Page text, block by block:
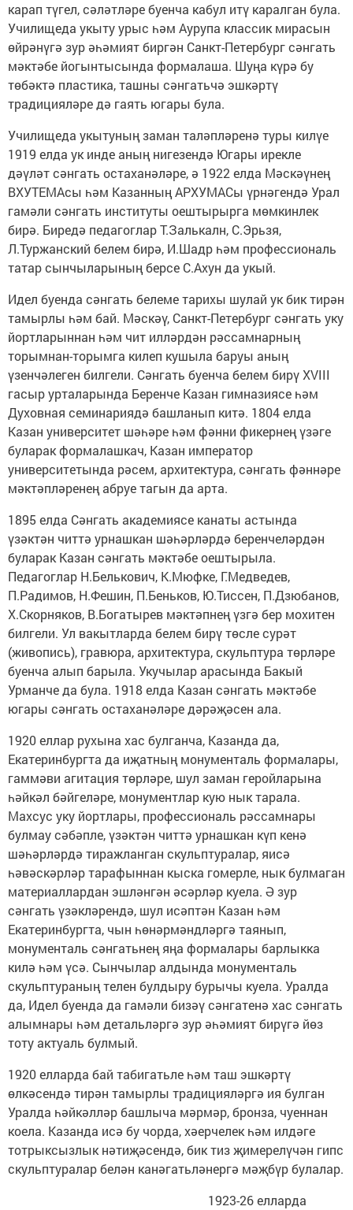
карап түгел, сәләтләре буенча кабул итү каралган була.
Училищеда укыту урыс һәм Аурупа классик мирасын
өйрәнүгә зур әһәмият биргән Санкт-Петербург сәнгать
мәктәбе йогынтысында формалаша. Шуңа күрә бу
төбәктә пластика, ташны сәнгатьчә эшкәртү
традицияләре дә гаять югары була.
Училищеда укытуның заман таләпләренә туры килүе
1919 елда ук инде аның нигезендә Югары ирекле
дәүләт сәнгать остаханәләре, ә 1922 елда Мәскәүнең
ВХУТЕМАсы һәм Казанның АРХУМАСы үрнәгендә Урал
гамәли сәнгать институты оештырырга мөмкинлек
бирә. Биредә педагоглар Т.Залькалн, С.Эрьзя,
Л.Туржанский белем бирә, И.Шадр һәм профессиональ
татар сынчыларының берсе С.Ахун да укый.
Идел буенда сәнгать белеме тарихы шулай ук бик тирән
тамырлы һәм бай. Мәскәү, Санкт-Петербург сәнгать уку
йортларыннан һәм чит илләрдән рәссамнарның
торымнан-торымга килеп кушыла баруы аның
үзенчәлеген билгели. Сәнгать буенча белем бирү XVIII
гасыр урталарында Беренче Казан гимназиясе һәм
Духовная семинариядә башланып китә. 1804 елда
Казан университет шәһәре һәм фәнни фикернең үзәге
буларак формалашкач, Казан император
университетында рәсем, архитектура, сәнгать фәннәре
мәктәпләренең абруе тагын да арта.
1895 елда Сәнгать академиясе канаты астында
үзәктән читтә урнашкан шәһәрләрдә беренчеләрдән
буларак Казан сәнгать мәктәбе оештырыла.
Педагоглар Н.Белькович, К.Мюфке, Г.Медведев,
П.Радимов, Н.Фешин, П.Беньков, Ю.Тиссен, П.Дзюбанов,
Х.Скорняков, В.Богатырев мәктәпнең үзгә бер мохитен
билгели. Ул вакытларда белем бирү төсле сурәт
(живопись), гравюра, архитектура, скульптура төрләре
буенча алып барыла. Укучылар арасында Бакый
Урманче да була. 1918 елда Казан сәнгать мәктәбе
югары сәнгать остаханәләре дәрәҗәсен ала.
1920 еллар рухына хас булганча, Казанда да,
Екатеринбургта да иҗатның монументаль формалары,
гаммәви агитация төрләре, шул заман геройларына
һәйкәл бәйгеләре, монументлар кую нык тарала.
Махсус уку йортлары, профессиональ рәссамнары
булмау сәбәпле, үзәктән читтә урнашкан күп кенә
шәһәрләрдә тиражланган скульптуралар, яисә
һәвәскәрләр тарафыннан кыска гомерле, нык булмаган
материаллардан эшләнгән әсәрләр куела. Ә зур
сәнгать үзәкләрендә, шул исәптән Казан һәм
Екатеринбургта, чын һөнәрмәндләргә таянып,
монументаль сәнгатьнең яңа формалары барлыкка
килә һәм үсә. Сынчылар алдында монументаль
скульптураның телен булдыру бурычы куела. Уралда
да, Идел буенда да гамәли бизәү сәнгатенә хас сәнгать
алымнары һәм детальләргә зур әһәмият бирүгә йөз
тоту актуаль булмый.
1920 елларда бай табигатьле һәм таш эшкәртү
өлкәсендә тирән тамырлы традицияләргә ия булган
Уралда һәйкәлләр башлыча мәрмәр, бронза, чуеннан
коела. Казанда исә бу чорда, хәерчелек һәм илдәге
тотрыксызлык нәтиҗәсендә, бик тиз җимерелүчән гипс
скульптуралар белән канәгатьләнергә мәҗбүр булалар.
1923-26 елларда